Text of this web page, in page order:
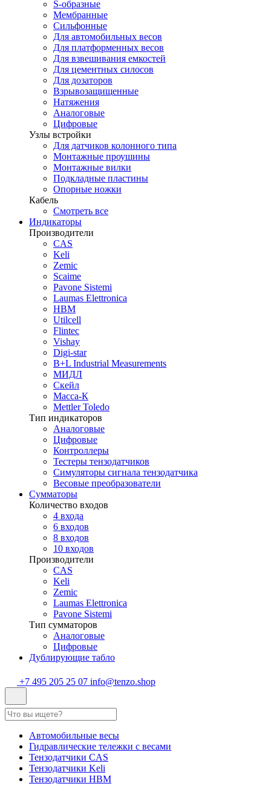
S-образные
Мембранные
Сильфонные
Для автомобильных весов
Для платформенных весов
Для взвешивания емкостей
Для цементных силосов
Для дозаторов
Взрывозащищенные
Натяжения
Аналоговые
Цифровые
Узлы встройки
Для датчиков колонного типа
Монтажные проушины
Монтажные вилки
Подкладные пластины
Опорные ножки
Кабель
Смотреть все
Индикаторы
Производители
CAS
Keli
Zemic
Scaime
Pavone Sistemi
Laumas Elettronica
HBM
Utilcell
Flintec
Vishay
Digi-star
B+L Industrial Measurements
МИДЛ
Скейл
Масса-К
Mettler Toledo
Тип индикаторов
Аналоговые
Цифровые
Контроллеры
Тестеры тензодатчиков
Симуляторы сигнала тензодатчика
Весовые преобразователи
Сумматоры
Количество входов
4 входа
6 входов
8 входов
10 входов
Производители
CAS
Keli
Zemic
Laumas Elettronica
Pavone Sistemi
Тип сумматоров
Аналоговые
Цифровые
Дублирующие табло
+7 495 205 25 07 info@tenzo.shop
Автомобильные весы
Гидравлические тележки с весами
Тензодатчики CAS
Тензодатчики Keli
Тензодатчики HBM